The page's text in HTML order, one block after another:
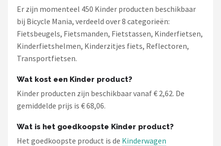
Er zijn momenteel 450 Kinder producten beschikbaar
bij Bicycle Mania, verdeeld over 8 categorieën:
Fietsbeugels, Fietsmanden, Fietstassen, Kinderfietsen,
Kinderfietshelmen, Kinderzitjes fiets, Reflectoren,
Transportfietsen.
Wat kost een Kinder product?
Kinder producten zijn beschikbaar vanaf € 2,62. De
gemiddelde prijs is € 68,06.
Wat is het goedkoopste Kinder product?
Het goedkoopste product is de Kinderwagen